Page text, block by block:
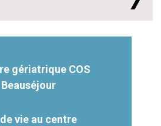
gériatrique COS
Beauséjour
vie au centre